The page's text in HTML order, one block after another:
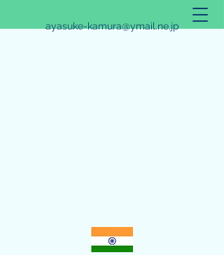
ayasuke-kamura@ymail.ne.jp